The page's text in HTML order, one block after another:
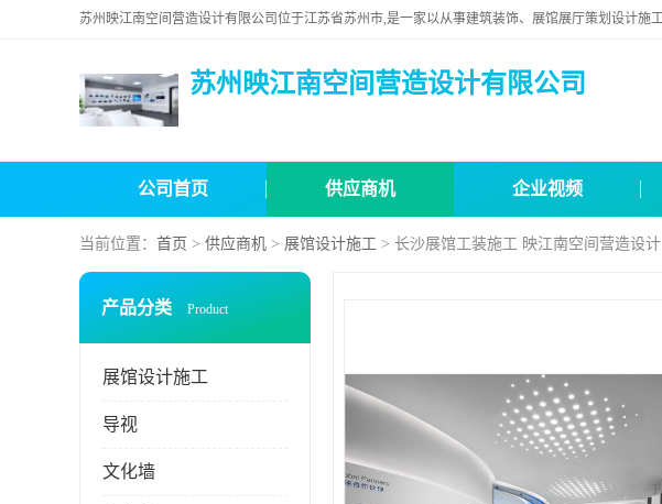
苏州映江南空间营造设计有限公司
公司首页 供应商机 企业视频
当前位置： 首页 > 供应商机 > 展馆设计施工 > 长沙展馆工装施工 映江南空间营造设计
产品分类 Product
展馆设计施工
导视
文化墙